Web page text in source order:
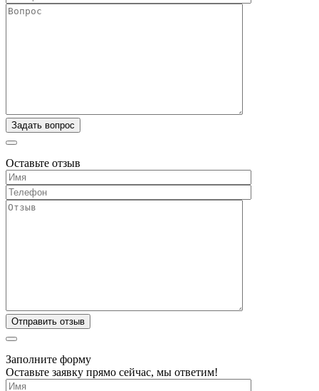
Оставьте отзыв
Заполните форму
Оставьте заявку прямо сейчас, мы ответим!